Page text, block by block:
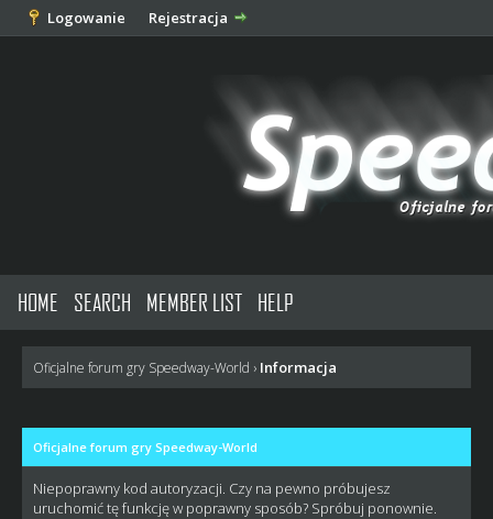
Logowanie Rejestracja
HOME SEARCH MEMBER LIST HELP
Oficjalne forum gry Speedway-World › Informacja
Oficjalne forum gry Speedway-World
Niepoprawny kod autoryzacji. Czy na pewno próbujesz
uruchomić tę funkcję w poprawny sposób? Spróbuj ponownie.